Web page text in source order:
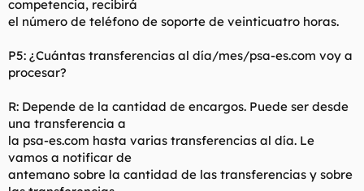
competencia, recibirá
el número de teléfono de soporte de veinticuatro horas.
P5: ¿Cuántas transferencias al día/mes/psa-es.com voy a
procesar?
R: Depende de la cantidad de encargos. Puede ser desde
una transferencia a
la psa-es.com hasta varias transferencias al día. Le
vamos a notificar de
antemano sobre la cantidad de las transferencias y sobre